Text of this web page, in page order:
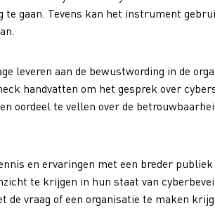
te gaan. Tevens kan het instrument
leveren aan de bewustwording in de
handvatten om het gesprek over
oordeel te vellen over de
en ervaringen met een breder
te krijgen in hun staat van
de vraag of een organisatie te maken